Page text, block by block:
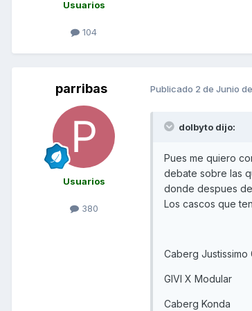
Usuarios
104
parribas
Usuarios
380
Publicado 2 de Junio
dolbyto dijo:
Pues me quiero
debate sobre las
donde despues
Los cascos que
Caberg Justissimo
GIVI X Modular
Caberg Konda